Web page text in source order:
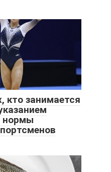
кто занимается
нормы